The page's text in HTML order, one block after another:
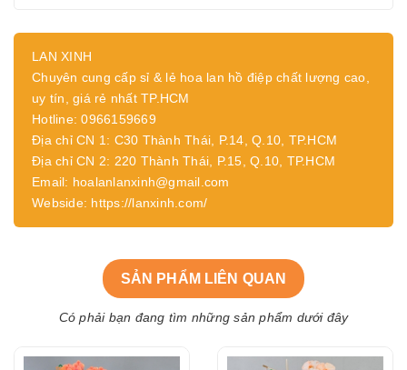
LAN XINH
Chuyên cung cấp sỉ & lẻ hoa lan hồ điệp chất lượng cao,
uy tín, giá rẻ nhất TP.HCM
Hotline: 0966159669
Địa chỉ CN 1: C30 Thành Thái, P.14, Q.10, TP.HCM
Địa chỉ CN 2: 220 Thành Thái, P.15, Q.10, TP.HCM
Email: hoalanlanxinh@gmail.com
Webside: https://lanxinh.com/
SẢN PHẨM LIÊN QUAN
Có phải bạn đang tìm những sản phẩm dưới đây